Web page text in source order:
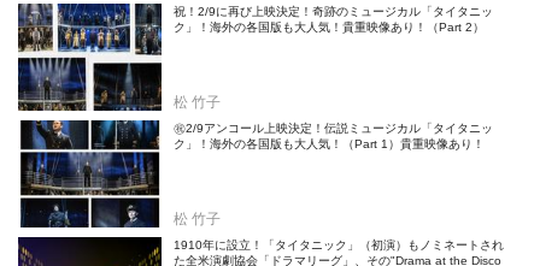
祝！2/9に再び上映決定！奇跡のミュージカル「タイタニッ
ク」！海外の各国版も大人気！貴重映像あり！（Part 2）
松 竹子
㊗2/9アンコール上映決定！伝説ミュージカル「タイタニッ
ク」！海外の各国版も大人気！（Part 1）貴重映像あり！
松 竹子
1910年に設立！「タイタニック」（初演）もノミネートされ
た全米演劇協会「ドラマリーグ」、その"Drama at the Disco